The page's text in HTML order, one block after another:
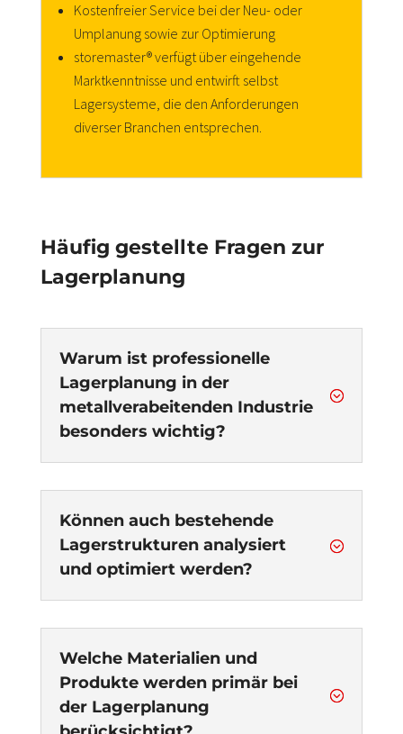
Kostenfreier Service bei der Neu- oder
Umplanung sowie zur Optimierung
storemaster® verfügt über eingehende
Marktkenntnisse und entwirft selbst
Lagersysteme, die den Anforderungen
diverser Branchen entsprechen.
Häufig gestellte Fragen zur
Lagerplanung
;
Warum ist professionelle
Lagerplanung in der
metallverabeitenden Industrie
besonders wichtig?
;
Können auch bestehende
Lagerstrukturen analysiert
und optimiert werden?
;
Welche Materialien und
Produkte werden primär bei
der Lagerplanung